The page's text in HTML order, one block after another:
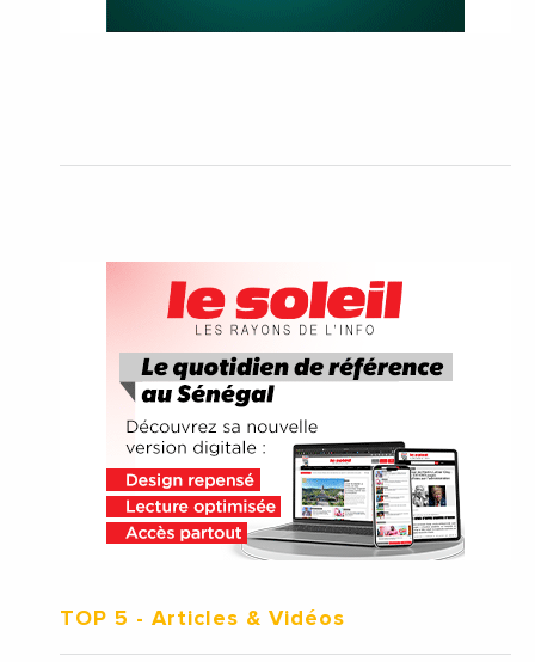
TOP 5 - Articles & Vidéos